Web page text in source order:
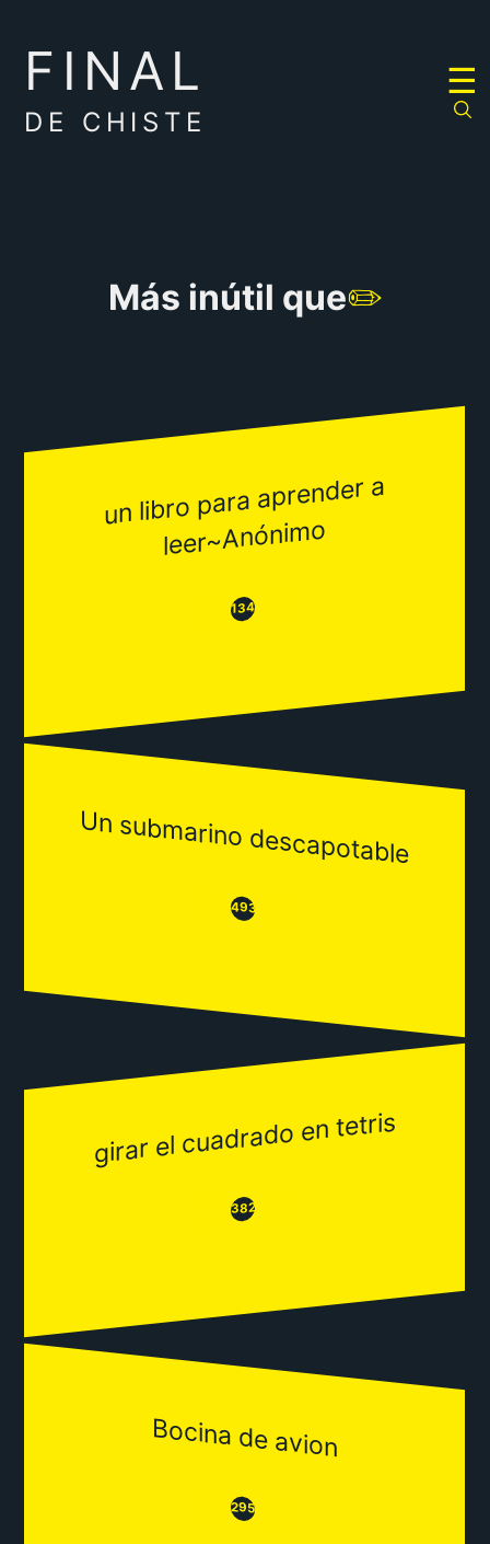
FINAL
DE CHISTE
☰
Más inútil que✏️
un libro para aprender a
leer~Anóni
mo
😒1346😂
Un submarino descapotable
😒493😂
girar el cuadrado en tetris
😒382😂
Bocina de avion
😒295😂